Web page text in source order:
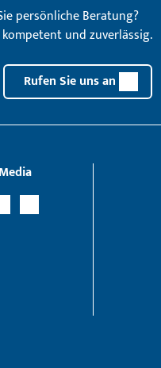
persönliche Beratung?
und zuverlässig.
Rufen Sie uns an